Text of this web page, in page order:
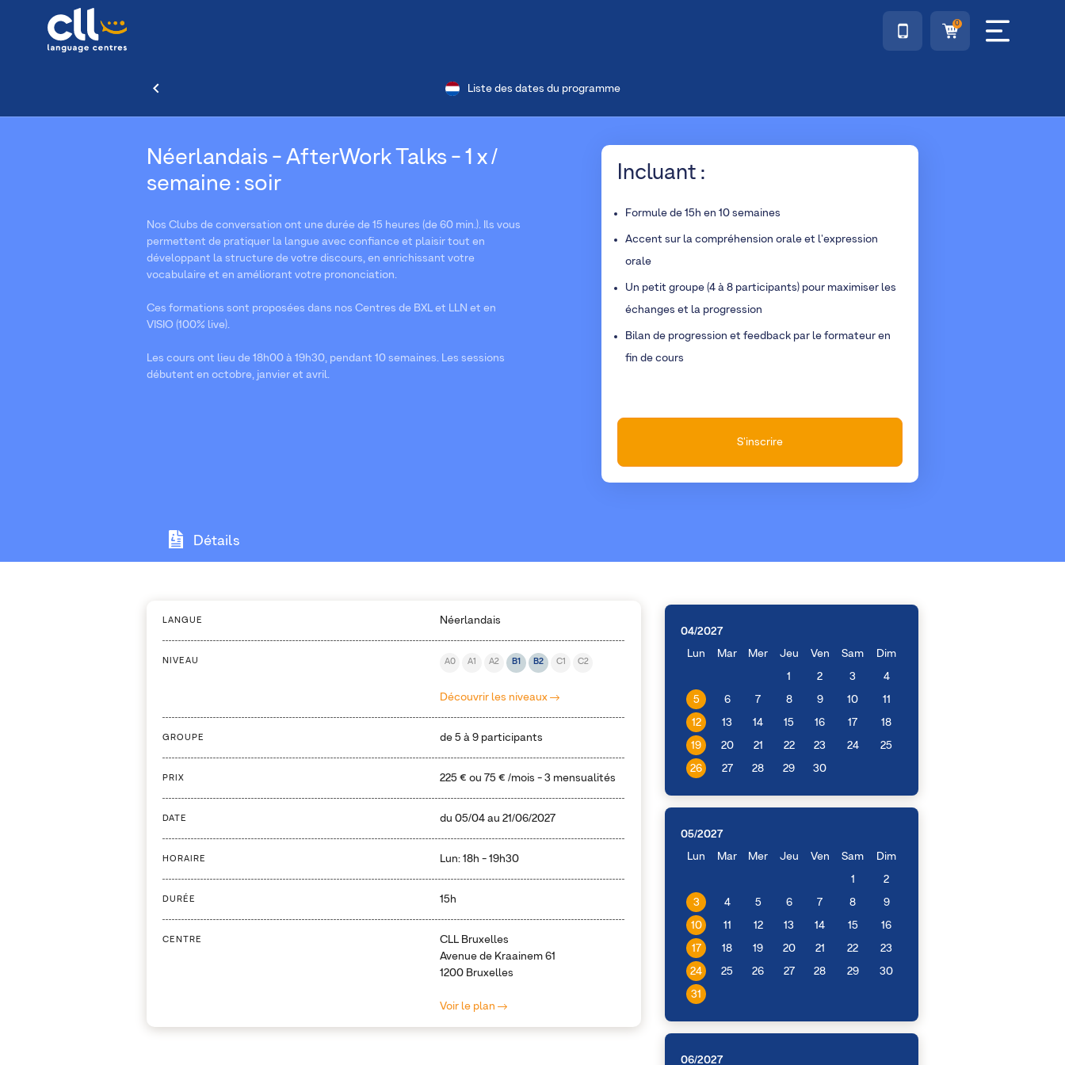
0
Liste des dates du programme
Néerlandais - AfterWork Talks - 1 x /
semaine : soir
Nos Clubs de conversation ont une durée de 15 heures (de 60 min.). Ils vous
permettent de pratiquer la langue avec confiance et plaisir tout en
développant la structure de votre discours, en enrichissant votre
vocabulaire et en améliorant votre prononciation.
Ces formations sont proposées dans nos Centres de BXL et LLN et en
VISIO (100% live).
Les cours ont lieu de 18h00 à 19h30, pendant 10 semaines. Les sessions
débutent en octobre, janvier et avril.
Incluant :
Formule de 15h en 10 semaines
Accent sur la compréhension orale et l'expression
orale
Un petit groupe (4 à 8 participants) pour maximiser les
échanges et la progression
Bilan de progression et feedback par le formateur en
fin de cours
S'inscrire
Détails
LANGUE Néerlandais
NIVEAU A0 A1 A2 B1 B2 C1 C2
Découvrir les niveaux
GROUPE de 5 à 9 participants
PRIX 225 € ou 75 € /mois - 3 mensualités
DATE du05/04 au21/06/2027
04/2027
Lun
Mar Mer Jeu Ven Sam Dim
1 2 3 4
5 6 7 8 9 10 11
12 13 14 15 16 17 18
19 20 21 22 23 24 25
26 27 28 29 30
05/2027
Lun
Mar Mer Jeu Ven Sam Dim
1 2
3 4 5 6 7 8 9
10 11 12 13 14 15 16
17 18 19 20 21 22 23
24 25 26 27 28 29 30
31
06/2027
HORAIRE Lun: 18h - 19h30
DURÉE 15h
CENTRE
CLL Bruxelles
Avenue de Kraainem 61
1200 Bruxelles
Voir le plan